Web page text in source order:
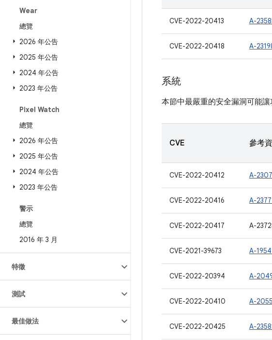
Wear
總覽
2026 年公告
2025 年公告
2024 年公告
2023 年公告
Pixel Watch
總覽
2026 年公告
2025 年公告
2024 年公告
2023 年公告
警示
總覽
2016 年 3 月
特徵
測試
最佳做法
CVE-2022-20413 A-
CVE-2022-20418 A-
系統
本節中最嚴重的安全漏洞可能
CVE 參考
CVE-2022-20412 A-
CVE-2022-20416 A-
CVE-2022-20417 A-
CVE-2021-39673 A-
CVE-2022-20394 A-
CVE-2022-20410 A-
CVE-2022-20425 A-